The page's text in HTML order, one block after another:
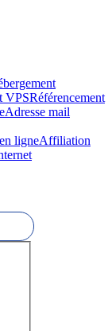
VPSRéférencement
Adresse mail
ligneAffiliation